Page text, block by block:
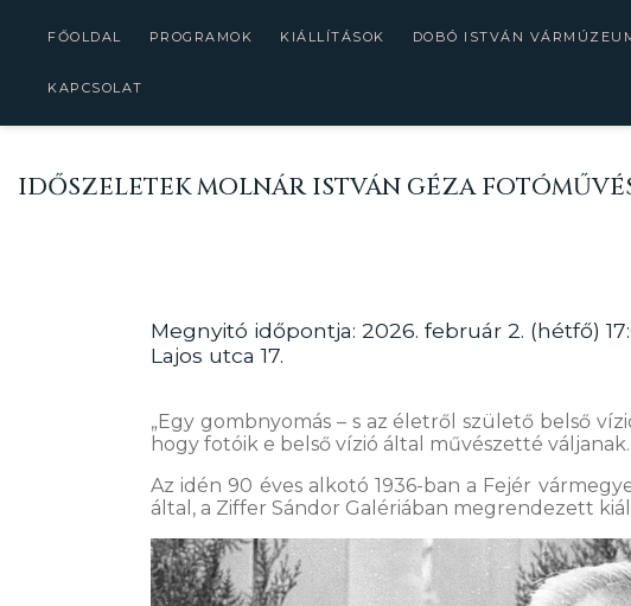
FŐOLDAL PROGRAMOK KIÁLLÍTÁSOK DOBÓ ISTVÁN
KAPCSOLAT
IDŐSZELETEK MOLNÁR ISTVÁN GÉZA
Megnyitó időpontja: 2026. február 2. (hétfő)
Lajos utca 17.
„Egy gombnyomás – s az életről születő belső
hogy fotóik e belső vízió által művészetté
Az idén 90 éves alkotó 1936-ban a Fejér
által, a Ziffer Sándor Galériában megrendezett